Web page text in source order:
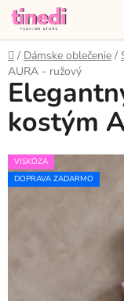
Prejsť
obsah
Domov
/ Dámske oblečenie /
AURA - ružový
kostým
VISKÓZA
DOPRAVA ZADARMO